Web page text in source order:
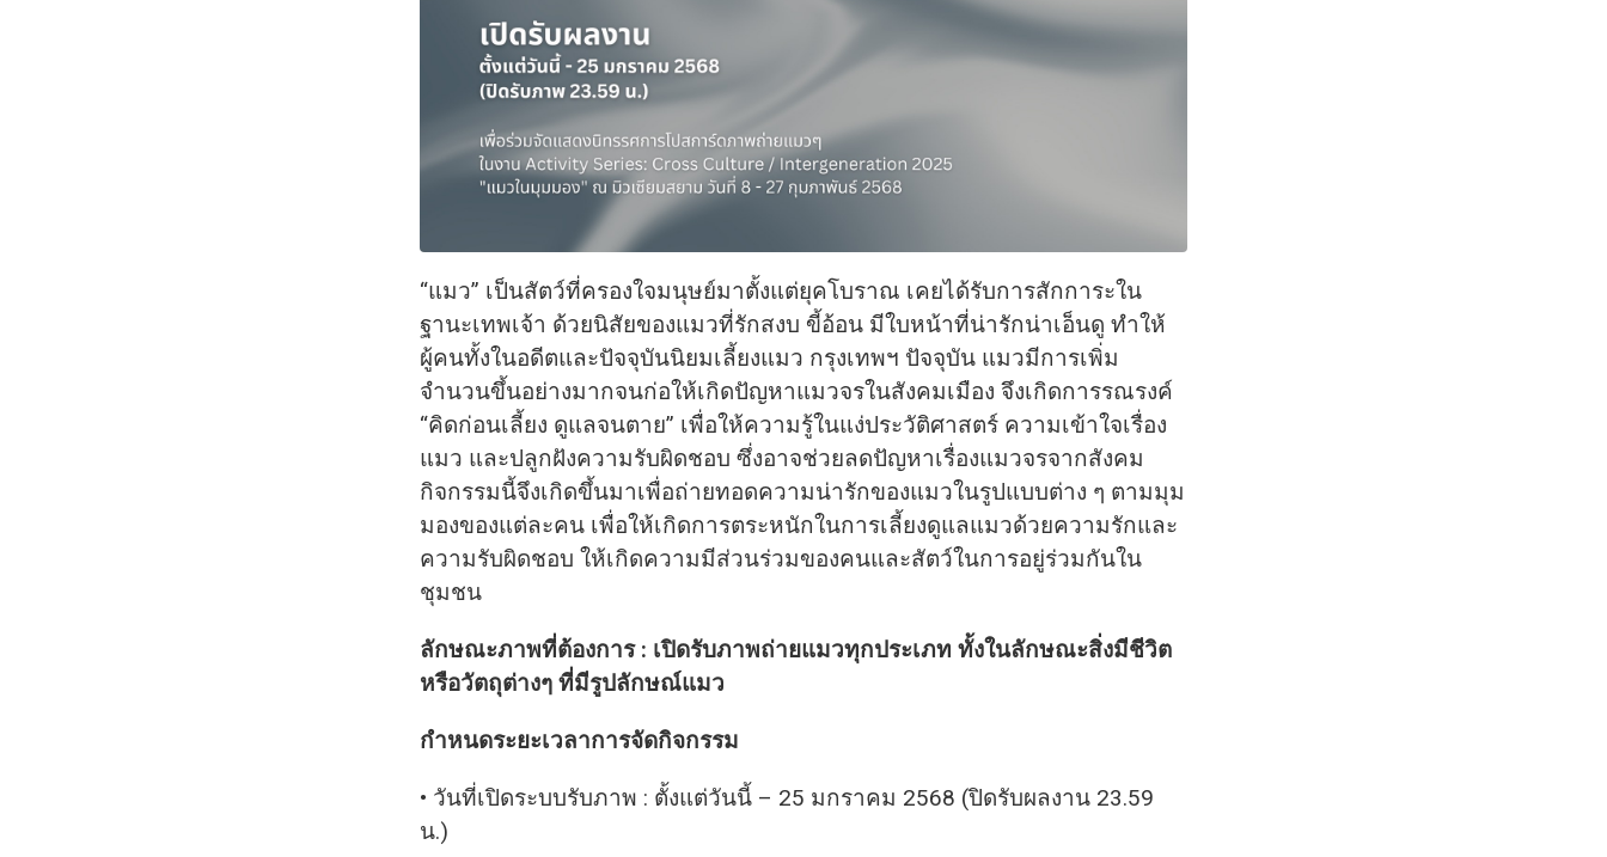
“แมว” เป็นสัตว์ที่ครองใจมนุษย์มาตั้งแต่ยุคโบราณ เคยได้รับการสักการะใน
ฐานะเทพเจ้า ด้วยนิสัยของแมวที่รักสงบ ขี้อ้อน มีใบหน้าที่น่ารักน่าเอ็นดู ทำให้
ผู้คนทั้งในอดีตและปัจจุบันนิยมเลี้ยงแมว กรุงเทพฯ ปัจจุบัน แมวมีการเพิ่ม
จำนวนขึ้นอย่างมากจนก่อให้เกิดปัญหาแมวจรในสังคมเมือง จึงเกิดการรณรงค์
“คิดก่อนเลี้ยง ดูแลจนตาย” เพื่อให้ความรู้ในแง่ประวัติศาสตร์ ความเข้าใจเรื่อง
แมว และปลูกฝังความรับผิดชอบ ซึ่งอาจช่วยลดปัญหาเรื่องแมวจรจากสังคม
กิจกรรมนี้จึงเกิดขึ้นมาเพื่อถ่ายทอดความน่ารักของแมวในรูปแบบต่าง ๆ ตามมุม
มองของแต่ละคน เพื่อให้เกิดการตระหนักในการเลี้ยงดูแลแมวด้วยความรักและ
ความรับผิดชอบ ให้เกิดความมีส่วนร่วมของคนและสัตว์ในการอยู่ร่วมกันใน
ชุมชน
ลักษณะภาพที่ต้องการ : เปิดรับภาพถ่ายแมวทุกประเภท ทั้งในลักษณะสิ่งมีชีวิต
หรือวัตถุต่างๆ ที่มีรูปลักษณ์แมว
กำหนดระยะเวลาการจัดกิจกรรม
• วันที่เปิดระบบรับภาพ : ตั้งแต่วันนี้ – 25 มกราคม 2568 (ปิดรับผลงาน 23.59
น.)